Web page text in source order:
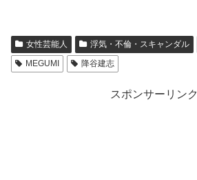
女性芸能人 浮気・不倫・スキャンダル
MEGUMI
降谷建志
スポンサーリンク